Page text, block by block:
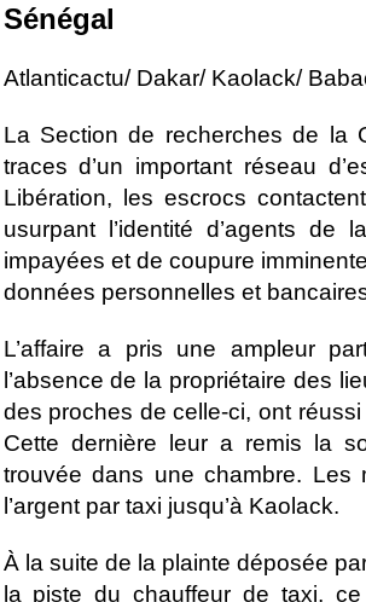
Sénégal
Atlanticactu/ Dakar/ Kaolack/
La Section de recherches de la
traces d’un important réseau
Libération, les escrocs
usurpant l’identité d’agents de
impayées et de coupure
données personnelles et
L’affaire a pris une ampleur
l’absence de la propriétaire des
des proches de celle-ci, ont
Cette dernière leur a remis la
trouvée dans une chambre. Les
l’argent par taxi jusqu’à Kaolack.
À la suite de la plainte déposée
la piste du chauffeur de taxi,